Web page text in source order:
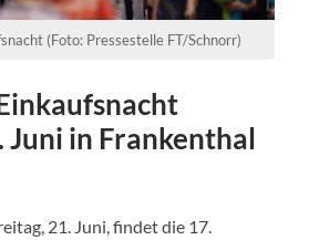
(Foto: Pressestelle FT/Schnorr)
Juni in Frankenthal
21. Juni, findet die 17.